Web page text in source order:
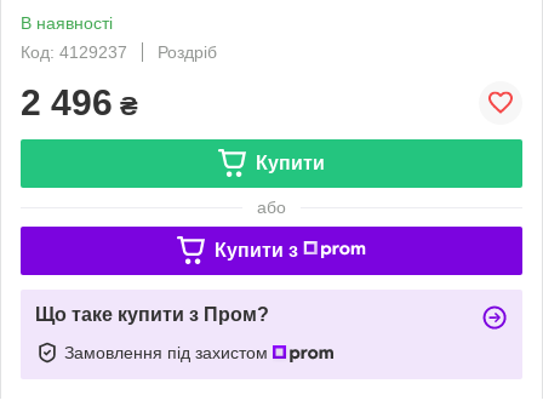
В наявності
Код: 4129237
Роздріб
2 496 ₴
Купити
або
Купити з
Що таке купити з Пром?
Замовлення під захистом